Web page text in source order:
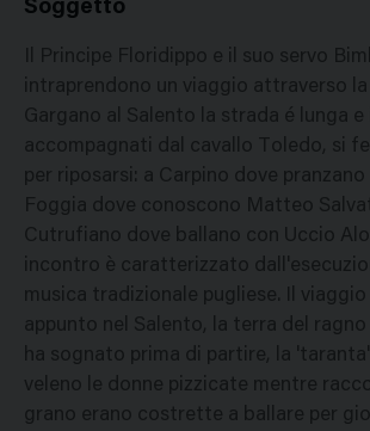
Soggetto
Il Principe Floridippo e il suo servo
intraprendono un viaggio attraverso la
Gargano al Salento la strada é lunga e
accompagnati dal cavallo Toledo, si
per riposarsi: a Carpino dove
Foggia dove conoscono Matteo
Cutrufiano dove ballano con Uccio
incontro è caratterizzato
musica tradizionale pugliese. Il
appunto nel Salento, la terra del
ha sognato prima di partire, la
veleno le donne pizzicate mentre
grano erano costrette a ballare per